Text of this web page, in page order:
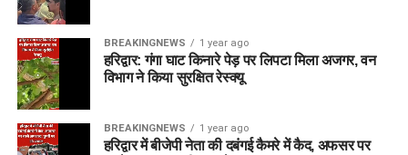
BREAKINGNEWS 1 year ago
हरिद्वार: गंगा घाट किनारे पेड़ पर लिपटा मिला अजगर, वन
विभाग ने किया सुरक्षित रेस्क्यू
BREAKINGNEWS 1 year ago
हरिद्वार में बीजेपी नेता की दबंगई कैमरे में कैद, अफसर पर